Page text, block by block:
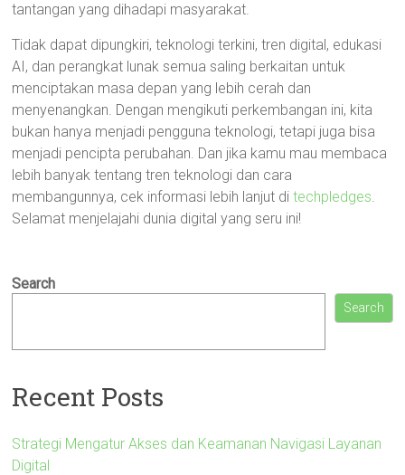
tantangan yang dihadapi masyarakat.
Tidak dapat dipungkiri, teknologi terkini, tren digital, edukasi
AI, dan perangkat lunak semua saling berkaitan untuk
menciptakan masa depan yang lebih cerah dan
menyenangkan. Dengan mengikuti perkembangan ini, kita
bukan hanya menjadi pengguna teknologi, tetapi juga bisa
menjadi pencipta perubahan. Dan jika kamu mau membaca
lebih banyak tentang tren teknologi dan cara
membangunnya, cek informasi lebih lanjut ditechpledges.
Selamat menjelajahi dunia digital yang seru ini!
Search
Search
Recent Posts
Strategi Mengatur Akses dan Keamanan Navigasi Layanan
Digital